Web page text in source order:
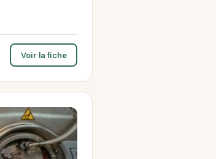
Voir la fiche